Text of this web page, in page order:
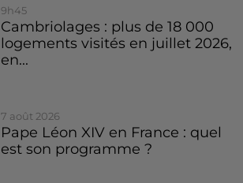
9h45
Cambriolages : plus de 18 000
logements visités en juillet 2026,
en...
7 août 2026
Pape Léon XIV en France : quel
est son programme ?